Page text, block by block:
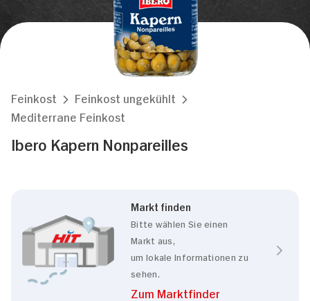
Feinkost
Feinkost ungekühlt
Mediterrane Feinkost
Ibero Kapern Nonpareilles
Markt finden
Bitte wählen Sie einen
Markt aus,
um lokale Informationen zu
sehen.
Zum Marktfinder